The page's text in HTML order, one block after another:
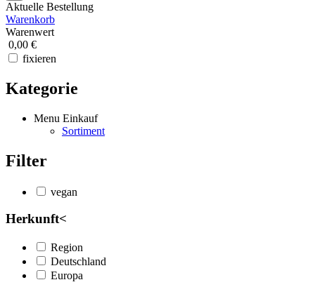
Aktuelle Bestellung
Warenkorb
Warenwert
0,00 €
fixieren
Kategorie
Menu Einkauf
Sortiment
Filter
vegan
Herkunft<
Region
Deutschland
Europa